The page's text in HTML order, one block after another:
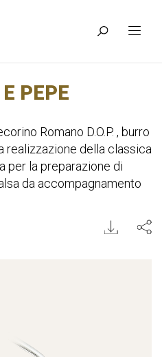
PEPE
Romano D.O.P. , burro
realizzazione della classica
per la preparazione di
da accompagnamento